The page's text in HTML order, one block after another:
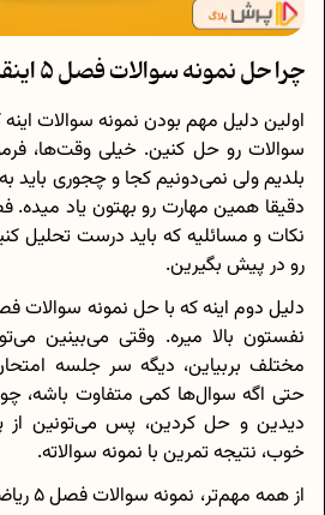
چرا حل نمونه سوالات فصل 5 اینقدر مهمه؟
اولین دلیل مهم بودن نمونه سوالات
سوالات رو حل کنین. خیلی وقت‌ها،
بلدیم ولی نمی‌دونیم کجا و چجوری باید
نکات و مسائلیه که باید درست
رو در پیش بگیرین.
نفستون بالا میره. وقتی می‌بینین
مختلف بربیاین، دیگه سر جلسه
حتی اگه سوال‌ها کمی متفاوت باشه،
دیدین و حل کردین، پس می‌تونین
خوب، نتیجه تمرین با نمونه سوالاته.
از همه